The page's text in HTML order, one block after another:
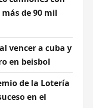
de 90 mil
vencer a cuba y
en beisbol
de la Lotería
en el